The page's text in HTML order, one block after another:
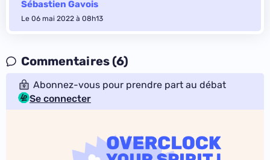
Sébastien Gavois
Le 06 mai 2022 à 08h13
Commentaires (6)
Abonnez-vous pour prendre part au débat
Se connecter